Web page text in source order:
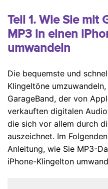
Teil 1. Wie Sie mit
MP3 in einen
umwandeln
Die bequemste und
Klingeltöne
GarageBand, der von
verkauften digitalen
die sich vor allem durch
auszeichnet. Im
Anleitung, wie Sie MP3-
iPhone-Klingelton